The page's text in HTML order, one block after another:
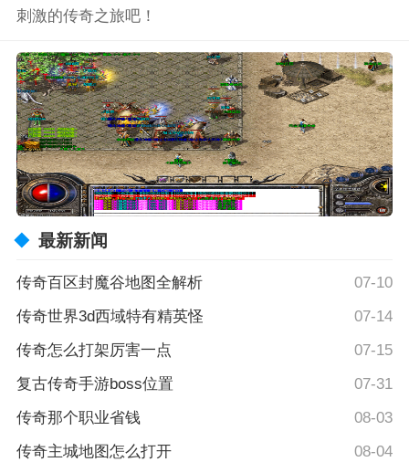
刺激的传奇之旅吧！
最新新闻
传奇百区封魔谷地图全解析
07-10
传奇世界3d西域特有精英怪
07-14
传奇怎么打架厉害一点
07-15
复古传奇手游boss位置
07-31
传奇那个职业省钱
08-03
传奇主城地图怎么打开
08-04